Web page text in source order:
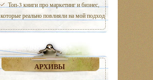
Топ-3 книги про маркетинг и бизнес,
которые реально повлияли на мой подход
АРХИВЫ